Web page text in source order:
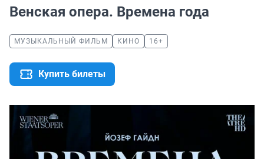
Венская опера. Времена года
МУЗЫКАЛЬНЫЙ ФИЛЬМ КИНО 16+
Купить билеты